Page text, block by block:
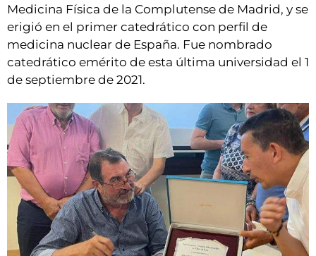
Medicina Física de la Complutense de Madrid, y se
erigió en el primer catedrático con perfil de
medicina nuclear de España. Fue nombrado
catedrático emérito de esta última universidad el 1
de septiembre de 2021.